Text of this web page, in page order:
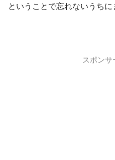
ということで忘れないうちに
スポンサ